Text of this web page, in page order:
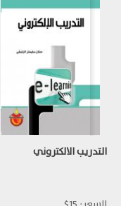
التدريب الالكتروني